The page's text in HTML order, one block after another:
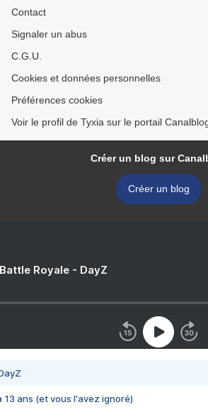
Contact
Signaler un abus
C.G.U.
Cookies et données personnelles
Préférences cookies
Voir le profil de Tyxia sur le portail
Créer un blog sur
Créer un blog
Royale - DayZ
13 ans (et vous l'avez ignoré)